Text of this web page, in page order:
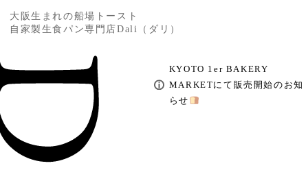
KYOTO 1er BAKERY
MARKETにて販売開始のお知
らせ
大阪生まれの船場トースト
自家製生食パン専門店Dali（ダリ）